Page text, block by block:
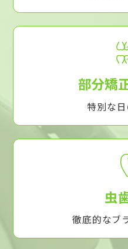
部分矯
特別な
虫
徹底的なブ